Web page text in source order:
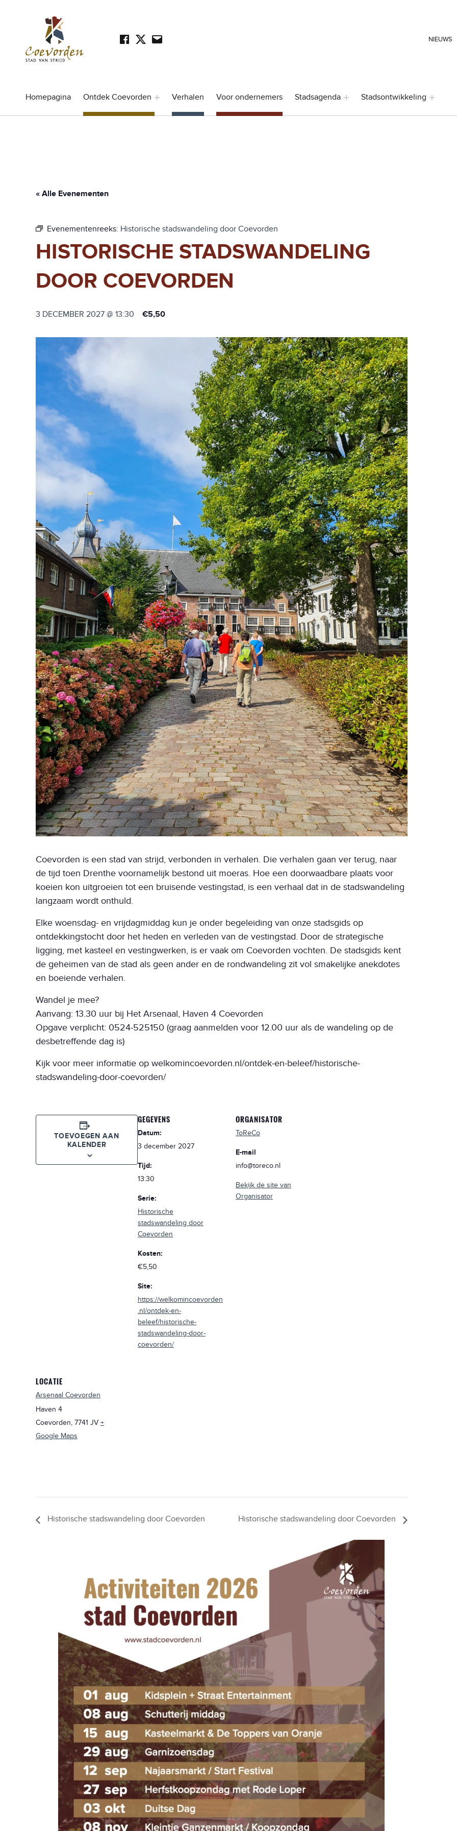
Stad Coevorden
STAD VAN STRIJD
SOCIAL LINKS
Facebook
Twitter
NIEUWS
Homepagina Ontdek Coevorden Verhalen Voor ondernemers Stadsagenda Stadsontwikkeling
« Alle Evenementen
Evenementenreeks: Historische stadswandeling door Coevorden
HISTORISCHE STADSWANDELING
DOOR COEVORDEN
3 DECEMBER 2027 @ 13:30 €5,50
Coevorden is een stad van strijd, verbonden in verhalen. Die verhalen gaan ver terug, naar
de tijd toen Drenthe voornamelijk bestond uit moeras. Hoe een doorwaadbare plaats voor
koeien kon uitgroeien tot een bruisende vestingstad, is een verhaal dat in de stadswandeling
langzaam wordt onthuld.
Elke woensdag- en vrijdagmiddag kun je onder begeleiding van onze stadsgids op
ontdekkingstocht door het heden en verleden van de vestingstad. Door de strategische
ligging, met kasteel en vestingwerken, is er vaak om Coevorden vochten. De stadsgids kent
de geheimen van de stad als geen ander en de rondwandeling zit vol smakelijke anekdotes
en boeiende verhalen.
Wandel je mee?
Aanvang: 13.30 uur bij Het Arsenaal, Haven 4 Coevorden
Opgave verplicht: 0524-525150 (graag aanmelden voor 12.00 uur als de wandeling op de
desbetreffende dag is)
Kijk voor meer informatie op welkomincoevorden.nl/ontdek-en-beleef/historische-
stadswandeling-door-coevorden/
TOEVOEGEN AAN
KALENDER
GEGEVENS
Datum:
3 december 2027
Tijd:
13:30
Serie:
Historische
stadswandeling door
Coevorden
Kosten:
€5,50
Site:
https://welkomincoevorden
.nl/ontdek-en-
beleef/historische-
stadswandeling-door-
coevorden/
ORGANISATOR
ToReCo
E-mail
info@toreco.nl
Bekijk de site van
Organisator
LOCATIE
Arsenaal Coevorden
Haven 4
Coevorden, 7741 JV +
Google Maps
Historische stadswandeling door Coevorden Historische stadswandeling door Coevorden